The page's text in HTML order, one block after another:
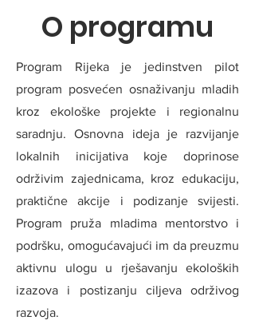
O programu
Program Rijeka je jedinstven pilot
program posvećen osnaživanju mladih
kroz ekološke projekte i regionalnu
saradnju. Osnovna ideja je razvijanje
lokalnih inicijativa koje doprinose
održivim zajednicama, kroz edukaciju,
praktične akcije i podizanje svijesti.
Program pruža mladima mentorstvo i
podršku, omogućavajući im da preuzmu
aktivnu ulogu u rješavanju ekoloških
izazova i postizanju ciljeva održivog
razvoja.